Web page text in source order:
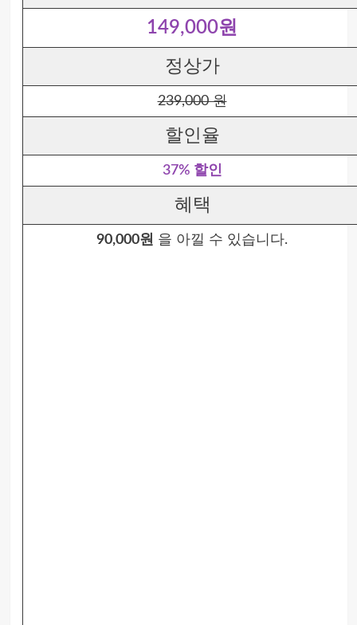
149,000원
정상가
239,000 원
할인율
37% 할인
혜택
90,000원 을 아낄 수 있습니다.